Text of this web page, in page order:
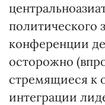
политического
конференции
осторожно
стремящиеся к
интеграции